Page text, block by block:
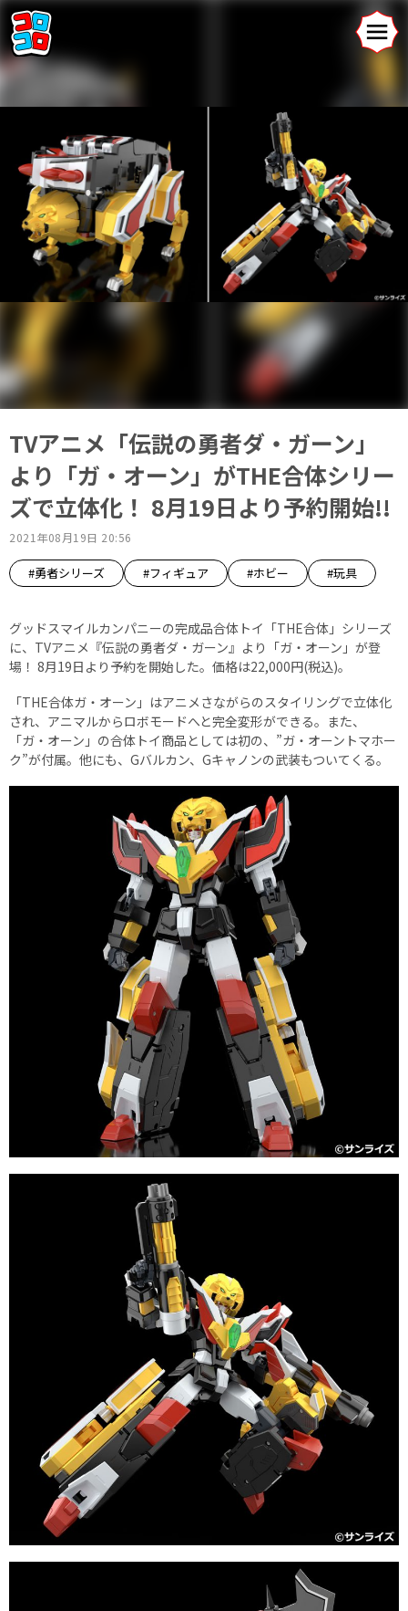
TVアニメ「伝説の勇者ダ・ガーン」
より「ガ・オーン」がTHE合体シリー
ズで立体化！ 8月19日より予約開始!!
2021年08月19日 20:56
#勇者シリーズ #フィギュア #ホビー #玩具
グッドスマイルカンパニーの完成品合体トイ「THE合体」シリーズ
に、TVアニメ『伝説の勇者ダ・ガーン』より「ガ・オーン」が登
場！ 8月19日より予約を開始した。価格は22,000円(税込)。
「THE合体ガ・オーン」はアニメさながらのスタイリングで立体化
され、アニマルからロボモードへと完全変形ができる。また、
「ガ・オーン」の合体トイ商品としては初の、”ガ・オーントマホー
ク”が付属。他にも、Gバルカン、Gキャノンの武装もついてくる。